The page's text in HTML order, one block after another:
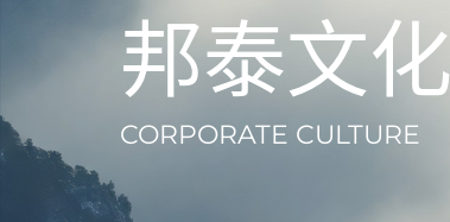
邦泰文化
CORPORATE CULTURE